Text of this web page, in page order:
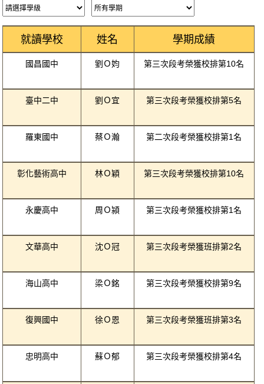
就讀學校 姓名 學期成績
國昌國中 劉Ｏ㚬 第三次段考榮獲校排第10名
臺中二中 劉Ｏ宜 第三次段考榮獲校排第5名
羅東國中 蔡Ｏ瀚 第二次段考榮獲校排第1名
彰化藝術高中 林Ｏ穎 第三次段考榮獲校排第10名
永慶高中 周Ｏ潁 第三次段考榮獲校排第1名
文華高中 沈Ｏ冠 第三次段考榮獲班排第2名
海山高中 梁Ｏ銘 第三次段考榮獲校排第9名
復興國中 徐Ｏ恩 第三次段考榮獲班排第3名
忠明高中 蘇Ｏ郁 第三次段考榮獲校排第4名